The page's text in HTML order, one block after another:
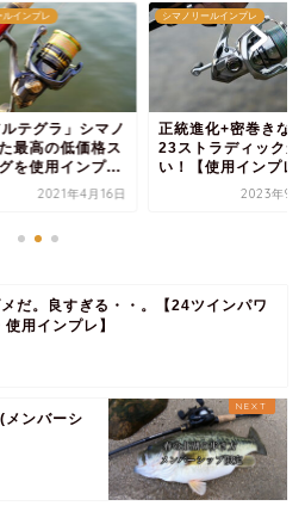
シマノリールインプレ
正統進化+密巻きなしの
23ストラディックが凄
い！【使用インプレ】
2023年9月24日
シマノリールイ
18ステラ
を所有】2
だ。良すぎる・・。【24ツインパワ
使用インプレ】
ンバーシ